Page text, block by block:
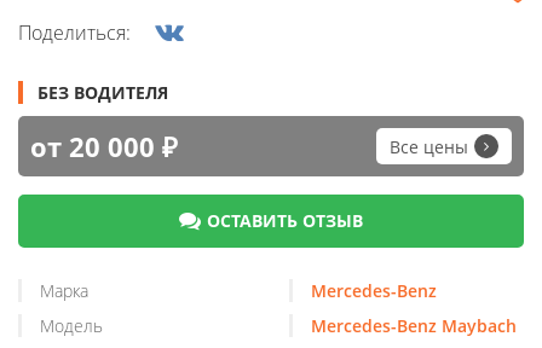
Поделиться:
БЕЗ ВОДИТЕЛЯ
от 20 000 ₽ Все цены
ОСТАВИТЬ ОТЗЫВ
Марка
Mercedes-Benz
Модель
Mercedes-Benz Maybach